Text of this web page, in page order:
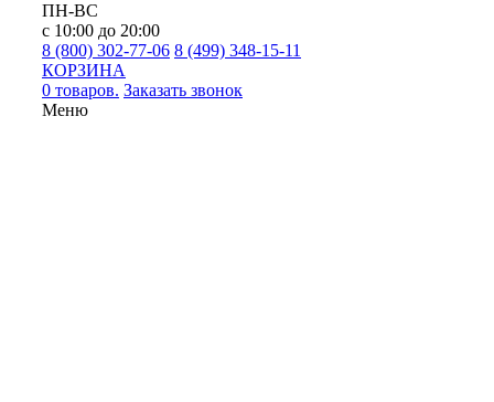
ПН-ВС
с 10:00 до 20:00
8 (800) 302-77-06 8 (499) 348-15-11
КОРЗИНА
0 товаров. Заказать звонок
Меню